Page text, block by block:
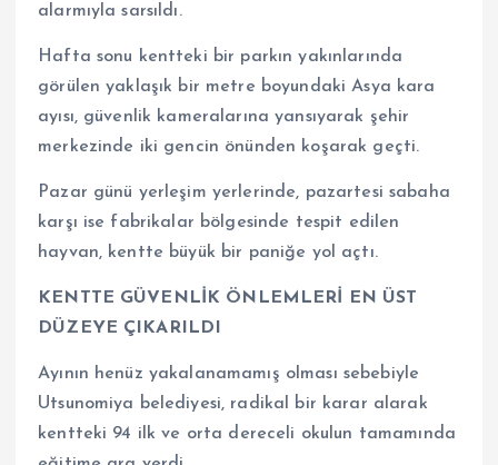
alarmıyla sarsıldı.
Hafta sonu kentteki bir parkın yakınlarında
görülen yaklaşık bir metre boyundaki Asya kara
ayısı, güvenlik kameralarına yansıyarak şehir
merkezinde iki gencin önünden koşarak geçti.
Pazar günü yerleşim yerlerinde, pazartesi sabaha
karşı ise fabrikalar bölgesinde tespit edilen
hayvan, kentte büyük bir paniğe yol açtı.
KENTTE GÜVENLİK ÖNLEMLERİ EN ÜST
DÜZEYE ÇIKARILDI
Ayının henüz yakalanamamış olması sebebiyle
Utsunomiya belediyesi, radikal bir karar alarak
kentteki 94 ilk ve orta dereceli okulun tamamında